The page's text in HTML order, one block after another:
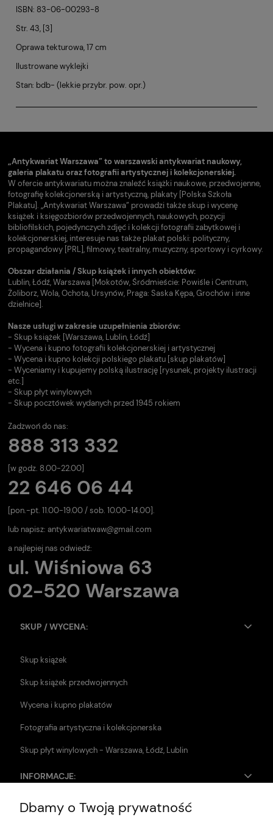
ISBN: 83-06-00293-8
Str. 43, [3]
Oprawa tekturowa, 17 cm
Ilustrowane wyklejki
Stan: bdb- (lekkie przybr. pow. opr.)
„Antykwariat Warszawa” to warszawski antykwariat naukowy,
galeria plakatu oraz fotografii artystycznej i kolekcjonerskiej.
W ofercie antykwariatu można znaleźć książki naukowe, przedwojenne,
fotografię kolekcjonerską i artystyczną, plakaty [Polska Szkoła
Plakatu]. „Antykwariat Warszawa” prowadzi także skup i wycenę
książek i księgozbiorów przedwojennych, naukowych, pozycji
bibliofilskich, pojedynczych zdjęć i kolekcji fotografii zabytkowej i
kolekcjonerskiej, interesuje nas także plakat polski: polityczny,
propagandowy [PRL], filmowy, teatralny, muzyczny, sportowy i cyrkowy.
Obszar działania / Skup książek i innych obiektów:
Lublin, Łódź, Warszawa [Mokotów, Śródmieście: Powiśle i Centrum,
Żoliborz, Wola, Ochota, Ursynów, Praga: Saska Kępa, Grochów i inne
dzielnice].
Nasze usługi w zakresie uzupełnienia zbiorów:
- Skup książek [Warszawa, Lublin, Łódź]
- Wycena i kupno fotografii kolekcjonerskiej i artystycznej
- Wycena i kupno kolekcji polskiego plakatu [skup plakatów]
- Wyceniamy i kupujemy polską ilustrację [rysunek, projekty ilustracji
etc.]
- Skup płyt winylowych
- Skup pocztówek wydanych przed 1945 rokiem
Zadzwoń do nas:
888 313 332
[w godz. 8.00-22.00]
22 646 06 44
[pon.-pt. 11.00-19.00 / sob. 10.00-14.00].
lub napisz: antykwariatwaw@gmail.com
a najlepiej nas odwiedź:
ul. Wiśniowa 63
02-520 Warszawa
SKUP / WYCENA:
Skup książek
Skup książek przedwojennych
Wycena i kupno plakatów
Fotografia artystyczna i kolekcjonerska
Skup płyt winylowych - Warszawa, Łódź, Lublin
INFORMACJE:
Zwroty i reklamacje
Dbamy o Twoją prywatność